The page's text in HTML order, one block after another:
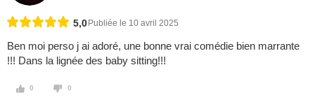
5,0 Publiée le 10 avril 2025
Ben moi perso j ai adoré, une bonne vrai comédie bien marrante
!!! Dans la lignée des baby sitting!!!
0 0